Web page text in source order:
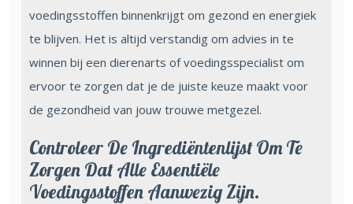
voedingsstoffen binnenkrijgt om gezond en energiek
te blijven. Het is altijd verstandig om advies in te
winnen bij een dierenarts of voedingsspecialist om
ervoor te zorgen dat je de juiste keuze maakt voor
de gezondheid van jouw trouwe metgezel.
Controleer De Ingrediëntenlijst Om Te
Zorgen Dat Alle Essentiële
Voedingsstoffen Aanwezig Zijn.